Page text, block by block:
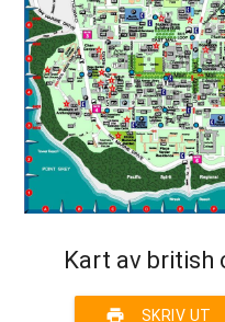
Kart av british
print SKRIV UT